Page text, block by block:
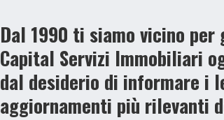
Dal 1990 ti siamo vicino
Capital Servizi Immobiliari
dal desiderio di informare i
aggiornamenti più rilevanti